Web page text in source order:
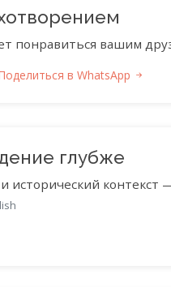
понравиться вашим
в WhatsApp
глубже
исторический контекст